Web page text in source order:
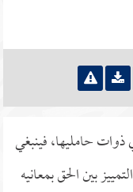
ذوات حامليها، فينبغي
بين الحق بمعانيه